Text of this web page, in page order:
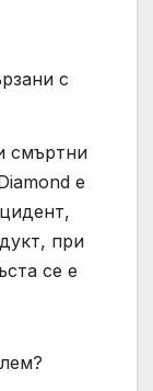
с
смъртни
е
при
се е